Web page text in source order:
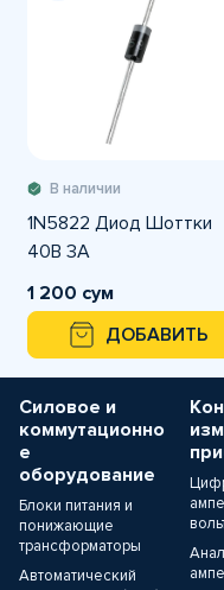
В наличии
1N5822 Диод Шоттки
40В 3А
1 200 сум
ДОБАВИТЬ
Силовое и
коммутационно
е
оборудование
Блоки питания и
понижающие
трансформаторы
Автоматический